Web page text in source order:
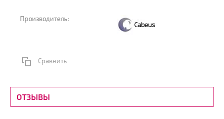
Производитель:
Сравнить
ОТЗЫВЫ